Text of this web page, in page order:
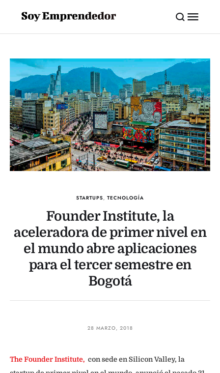
STARTUPS, TECNOLOGÍA
Founder Institute, la
aceleradora de primer nivel en
el mundo abre aplicaciones
para el tercer semestre en
Bogotá
28 MARZO, 2018
The Founder Institute, con sede en Silicon Valley, la